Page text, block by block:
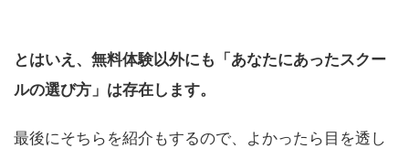
とはいえ、無料体験以外にも「あなたにあったスクー
ルの選び方」は存在します。
最後にそちらを紹介もするので、よかったら目を透し